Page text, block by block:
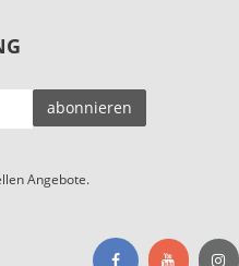
EMAIL-
ADRESSE
abonnieren
Angebote.